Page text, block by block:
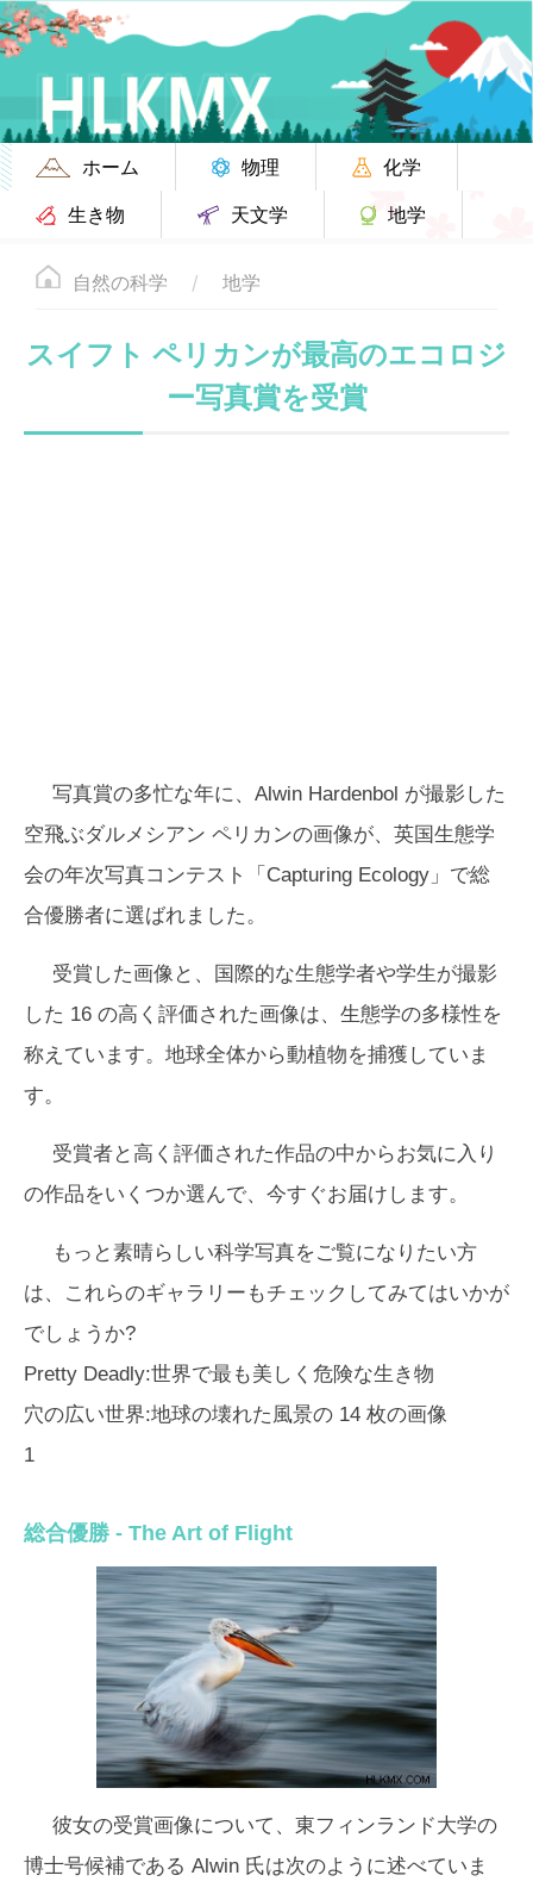
ホーム 物理
化学
生き物
天文学 地学
自然の科学 地学
スイフト ペリカンが最高のエコロジ
ー写真賞を受賞
写真賞の多忙な年に、Alwin Hardenbol が撮影した
空飛ぶダルメシアン ペリカンの画像が、英国生態学
会の年次写真コンテスト「Capturing Ecology」で総
合優勝者に選ばれました。
受賞した画像と、国際的な生態学者や学生が撮影
した 16 の高く評価された画像は、生態学の多様性を
称えています。地球全体から動植物を捕獲していま
す。
受賞者と高く評価された作品の中からお気に入り
の作品をいくつか選んで、今すぐお届けします。
もっと素晴らしい科学写真をご覧になりたい方
は、これらのギャラリーもチェックしてみてはいかが
でしょうか?
Pretty Deadly:世界で最も美しく危険な生き物
穴の広い世界:地球の壊れた風景の 14 枚の画像
1
総合優勝 - The Art of Flight
彼女の受賞画像について、東フィンランド大学の
博士号候補である Alwin 氏は次のように述べていま